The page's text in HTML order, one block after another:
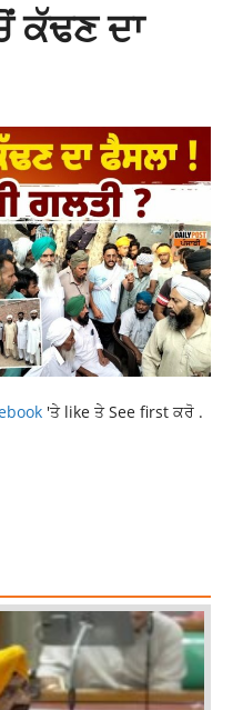
ਕੱਢਣ ਦਾ
'ਤੇ like ਤੇ See first ਕਰੋ .